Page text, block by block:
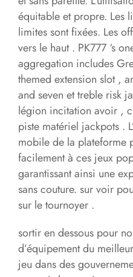
équitable et propre. Les
limites sont fixées. Les
vers le haut . PK777 ‘s
aggregation includes
themed extension slot ,
and seven et treble risk
légion incitation avoir ,
piste matériel jackpots .
mobile de la plateforme
facilement à ces jeux
garantissant ainsi une
sans couture. sur voir
sur le tournoyer .
sortir en dessous pour
d’équipement du
jeu dans des